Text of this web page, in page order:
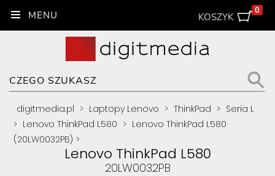
KOSZYK
0
digitmedia.pl > Laptopy Lenovo > ThinkPad > Seria L
> Lenovo ThinkPad L580 > Lenovo ThinkPad L580
(20LW0032PB) >
Lenovo ThinkPad L580
20LW0032PB